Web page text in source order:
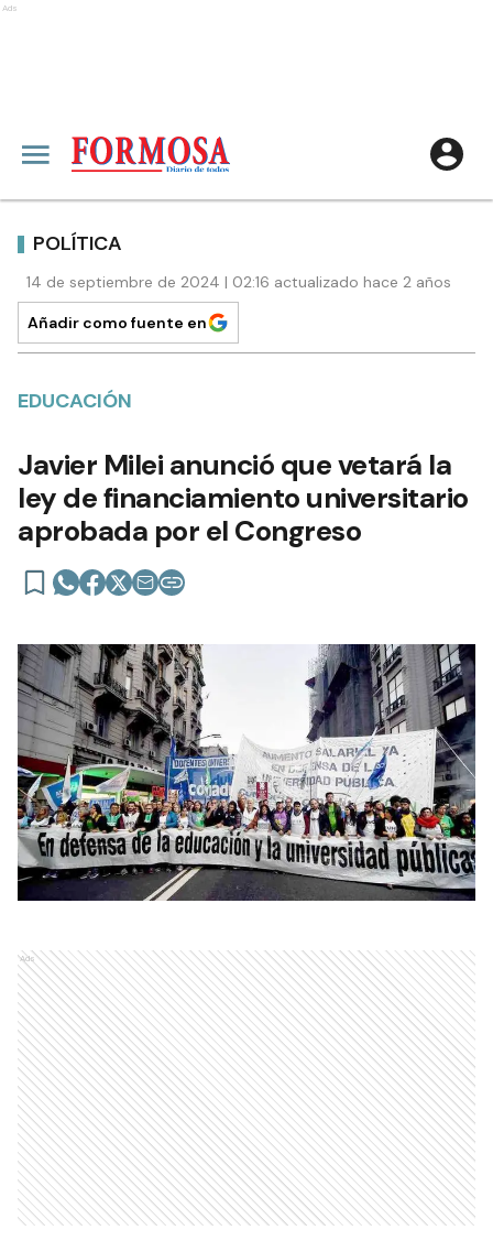
Ads
POLÍTICA
14 de septiembre de 2024 | 02:16 actualizado hace 2 años
Añadir como fuente en
EDUCACIÓN
Javier Milei anunció que vetará la
ley de financiamiento universitario
aprobada por el Congreso
Ads